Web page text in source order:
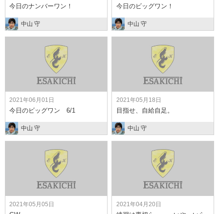
今日のナンバーワン！
中山 守
今日のビッグワン！
中山 守
2021年06月01日
今日のビッグワン 6/1
中山 守
2021年05月18日
目指せ、自給自足。
中山 守
2021年05月05日 2021年04月20日